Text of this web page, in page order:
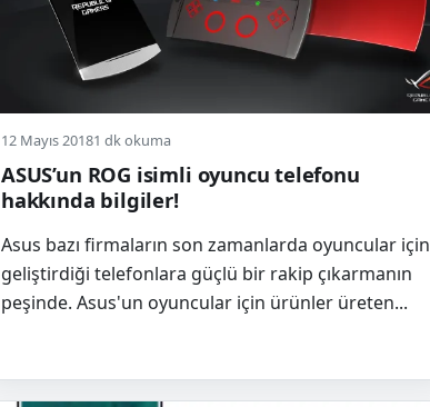
12 Mayıs 20181 dk okuma
ASUS’un ROG isimli oyuncu telefonu
hakkında bilgiler!
Asus bazı firmaların son zamanlarda oyuncular için
geliştirdiği telefonlara güçlü bir rakip çıkarmanın
peşinde. Asus'un oyuncular için ürünler üreten...